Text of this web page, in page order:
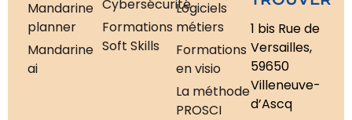
Mandarine
planner
Mandarine
ai
Cybersécurité
Formations
Soft Skills
Logiciels
métiers
Formations
en visio
La méthode
PROSCI
1 bis Rue de
Versailles,
59650
Villeneuve-
d’Ascq